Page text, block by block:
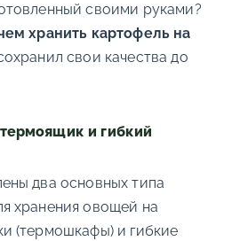
своими руками?
хранить картофель на
свои качества до
и гибкий
два основных типа
хранения овощей на
(термошкафы) и гибкие